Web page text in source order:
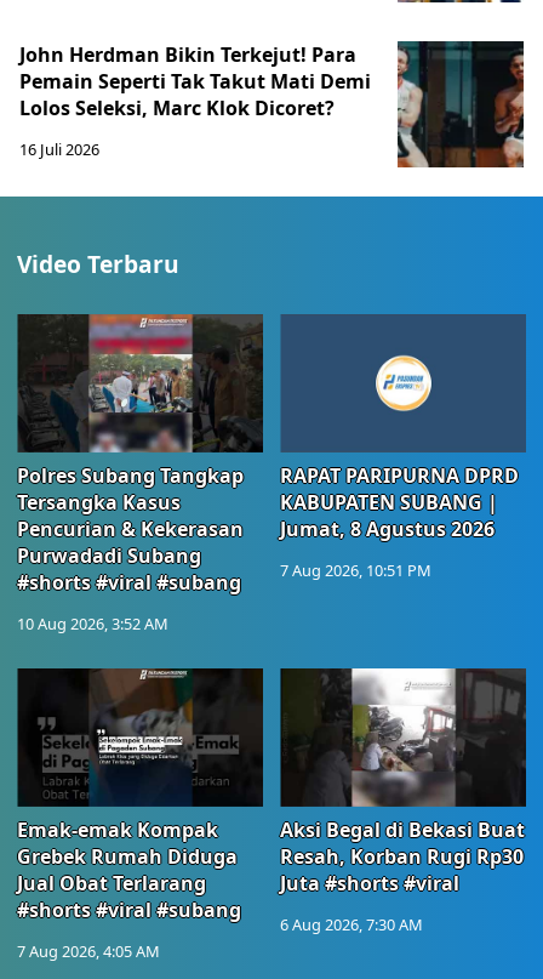
John Herdman Bikin Terkejut! Para
Pemain Seperti Tak Takut Mati Demi
Lolos Seleksi, Marc Klok Dicoret?
16 Juli 2026
Video Terbaru
Polres Subang Tangkap
Tersangka Kasus
Pencurian & Kekerasan
Purwadadi Subang
#shorts #viral #subang
10 Aug 2026, 3:52 AM
RAPAT PARIPURNA DPRD
KABUPATEN SUBANG |
Jumat, 8 Agustus 2026
7 Aug 2026, 10:51 PM
Emak-emak Kompak
Grebek Rumah Diduga
Jual Obat Terlarang
#shorts #viral #subang
7 Aug 2026, 4:05 AM
Aksi Begal di Bekasi Buat
Resah, Korban Rugi Rp30
Juta #shorts #viral
6 Aug 2026, 7:30 AM